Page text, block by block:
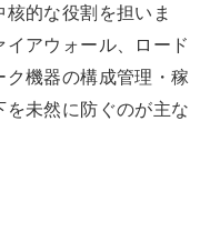
的な役割を担いま
アウォール、ロード
機器の構成管理・稼
未然に防ぐのが主な